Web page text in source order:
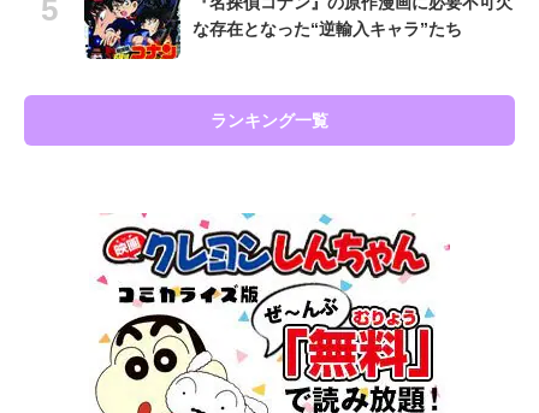
な存在となった“逆輸入キャラ”たち
ランキング一覧